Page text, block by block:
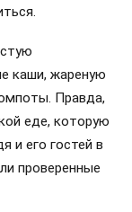
каши, жареную
Правда,
еде, которую
и его гостей в
проверенные